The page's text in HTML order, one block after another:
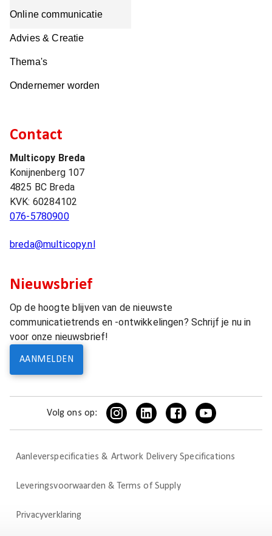
Online communicatie
Advies & Creatie
Thema's
Ondernemer worden
Contact
Multicopy Breda
Konijnenberg 107
4825 BC Breda
KVK: 60284102
076-5780900
breda@multicopy.nl
Nieuwsbrief
Op de hoogte blijven van de nieuwste
communicatietrends en -ontwikkelingen? Schrijf je nu in
voor onze nieuwsbrief!
AANMELDEN
Volg ons op:
Aanleverspecificaties & Artwork Delivery Specifications
Leveringsvoorwaarden & Terms of Supply
Privacyverklaring